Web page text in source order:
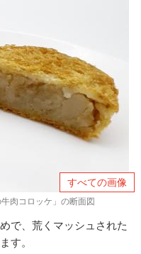
すべての画像
肉コロッケ」の断面図
で、荒くマッシュされた
す。